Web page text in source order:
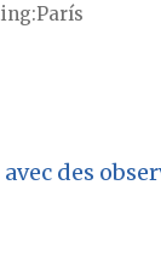
París
des